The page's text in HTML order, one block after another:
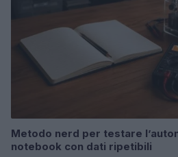
Metodo nerd per testare
notebook con dati ripetibili